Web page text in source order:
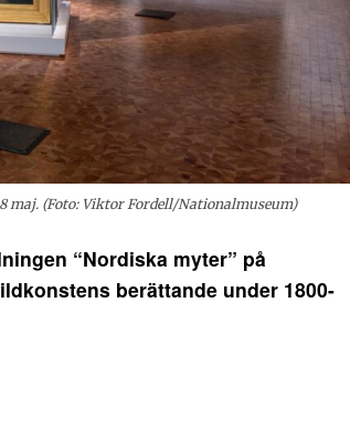
maj. (Foto: Viktor Fordell/Nationalmuseum)
“Nordiska myter” på
berättande under 1800-